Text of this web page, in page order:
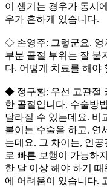
이 생기는 경우가 동시
우가 흔하게 있습니다.
◇ 손영주: 그렇군요. 엉
부분 골절 부위는 잘 붙
다. 어떻게 치료를 해야
◆ 정구황: 우선 고관절
한 골절입니다. 수술방
달라질 수 있는데요. 비
붙이는 수술을 하고, 연
는데요. 그 차이는, 인
로 빠른 보행이 가능하
한 달 이상 해야 하기
에 어려움이 있습니다.